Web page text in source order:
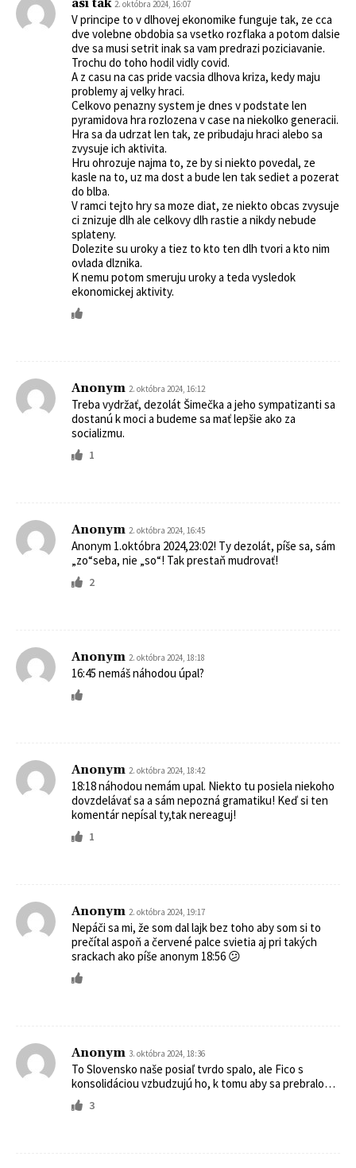
asi tak 2. októbra 2024, 16:07
V principe to v dlhovej ekonomike funguje tak, ze cca
dve volebne obdobia sa vsetko rozflaka a potom dalsie
dve sa musi setrit inak sa vam predrazi poziciavanie.
Trochu do toho hodil vidly covid.
A z casu na cas pride vacsia dlhova kriza, kedy maju
problemy aj velky hraci.
Celkovo penazny system je dnes v podstate len
pyramidova hra rozlozena v case na niekolko generacii.
Hra sa da udrzat len tak, ze pribudaju hraci alebo sa
zvysuje ich aktivita.
Hru ohrozuje najma to, ze by si niekto povedal, ze
kasle na to, uz ma dost a bude len tak sediet a pozerat
do blba.
V ramci tejto hry sa moze diat, ze niekto obcas zvysuje
ci znizuje dlh ale celkovy dlh rastie a nikdy nebude
splateny.
Dolezite su uroky a tiez to kto ten dlh tvori a kto nim
ovlada dlznika.
K nemu potom smeruju uroky a teda vysledok
ekonomickej aktivity.
Anonym 2. októbra 2024, 16:12
Treba vydržať, dezolát Šimečka a jeho sympatizanti sa
dostanú k moci a budeme sa mať lepšie ako za
socializmu.
1
Anonym 2. októbra 2024, 16:45
Anonym 1.októbra 2024,23:02! Ty dezolát, píše sa, sám
„zo“seba, nie „so“! Tak prestaň mudrovať!
2
Anonym 2. októbra 2024, 18:18
16:45 nemáš náhodou úpal?
Anonym 2. októbra 2024, 18:42
18:18 náhodou nemám upal. Niekto tu posiela niekoho
dovzdelávať sa a sám nepozná gramatiku! Keď si ten
komentár nepísal ty,tak nereaguj!
1
Anonym 2. októbra 2024, 19:17
Nepáči sa mi, že som dal lajk bez toho aby som si to
prečítal aspoň a červené palce svietia aj pri takých
srackach ako píše anonym 18:56 😕
Anonym 3. októbra 2024, 18:36
To Slovensko naše posiaľ tvrdo spalo, ale Fico s
konsolidáciou vzbudzujú ho, k tomu aby sa prebralo…
3